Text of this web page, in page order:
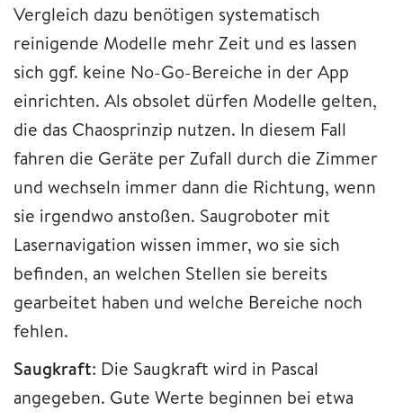
Vergleich dazu benötigen systematisch
reinigende Modelle mehr Zeit und es lassen
sich ggf. keine No-Go-Bereiche in der App
einrichten. Als obsolet dürfen Modelle gelten,
die das Chaosprinzip nutzen. In diesem Fall
fahren die Geräte per Zufall durch die Zimmer
und wechseln immer dann die Richtung, wenn
sie irgendwo anstoßen. Saugroboter mit
Lasernavigation wissen immer, wo sie sich
befinden, an welchen Stellen sie bereits
gearbeitet haben und welche Bereiche noch
fehlen.
Saugkraft: Die Saugkraft wird in Pascal
angegeben. Gute Werte beginnen bei etwa